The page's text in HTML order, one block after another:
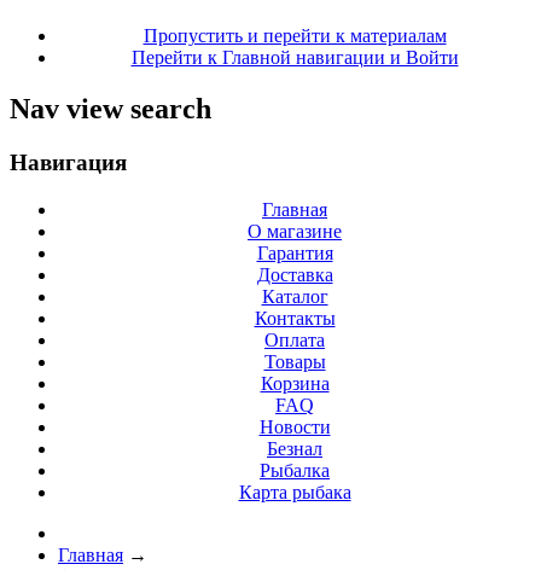
Пропустить и перейти к материалам
Перейти к Главной навигации и Войти
Nav view search
Навигация
Главная
О магазине
Гарантия
Доставка
Каталог
Контакты
Оплата
Товары
Корзина
FAQ
Новости
Безнал
Рыбалка
Карта рыбака
Главная →